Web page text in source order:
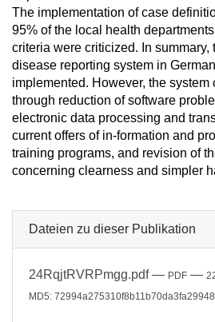
The implementation of case
95% of the local health
criteria were criticized. In summary,
disease reporting system in
implemented. However, the system
through reduction of software
electronic data processing and
current offers of in-formation and
training programs, and revision of
concerning clearness and simpler
Dateien zu dieser Publikation
24RqjtRVRPmgg.pdf— PDF —
MD5: